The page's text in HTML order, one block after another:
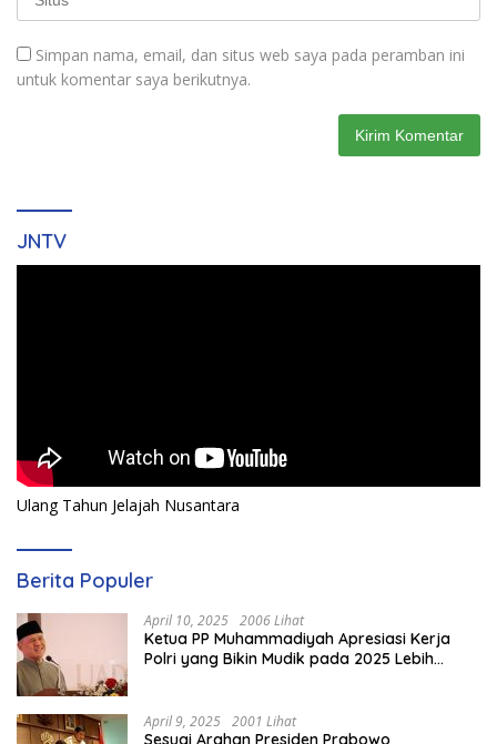
Simpan nama, email, dan situs web saya pada peramban ini
untuk komentar saya berikutnya.
JNTV
Ulang Tahun Jelajah Nusantara
Berita Populer
April 10, 2025 2006 Lihat
Ketua PP Muhammadiyah Apresiasi Kerja
Polri yang Bikin Mudik pada 2025 Lebih
April 9, 2025 2001 Lihat
Sesuai Arahan Presiden Prabowo